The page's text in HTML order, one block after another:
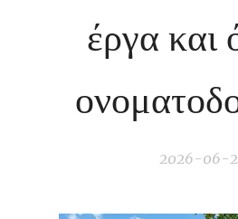
έργα και
2026-06-